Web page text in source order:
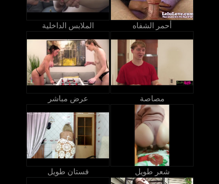
الملابس الداخلية أحمر الشفاه
عرض مباشر مصاصة
فستان طويل شعر طويل